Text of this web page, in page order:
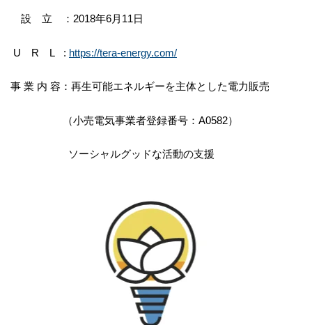
設 立 ：2018年6月11日
U R L : https://tera-energy.com/
事 業 内 容：再生可能エネルギーを主体とした電力販売
（小売電気事業者登録番号：A0582）
ソーシャルグッドな活動の支援